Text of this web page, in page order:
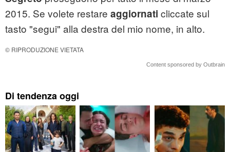
2015. Se volete restare aggiornati cliccate sul
tasto "segui" alla destra del mio nome, in alto.
© RIPRODUZIONE VIETATA
Content sponsored by Outbrain
Di tendenza oggi